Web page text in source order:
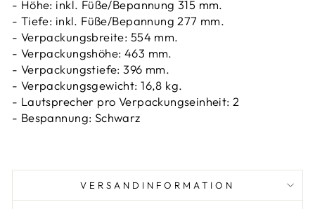
- Höhe: inkl. Füße/Bepannung 315 mm.
- Tiefe: inkl. Füße/Bepannung 277 mm.
- Verpackungsbreite: 554 mm.
- Verpackungshöhe: 463 mm.
- Verpackungstiefe: 396 mm.
- Verpackungsgewicht: 16,8 kg.
- Lautsprecher pro Verpackungseinheit: 2
- Bespannung: Schwarz
VERSANDINFORMATION